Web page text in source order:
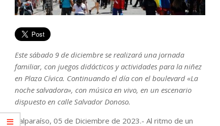
Este sábado 9 de diciembre se realizará una jornada
familiar, con juegos didácticos y actividades para la niñez
en Plaza Cívica. Continuando el día con el boulevard «La
noche salvadora», con música en vivo, en un escenario
dispuesto en calle Salvador Donoso.
Valparaíso, 05 de Diciembre de 2023.- Al ritmo de un